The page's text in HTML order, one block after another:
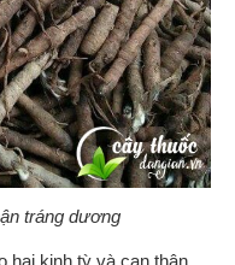
tráng dương
hai kinh tỳ và can thận